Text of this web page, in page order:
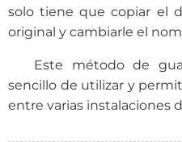
solo tiene que copiar el
original y cambiarle el
Este método de
sencillo de utilizar y
entre varias instalaciones